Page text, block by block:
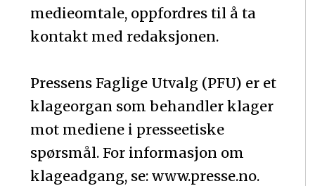
medieomtale, oppfordres til å ta
kontakt med redaksjonen.
Pressens Faglige Utvalg (PFU) er et
klageorgan som behandler klager
mot mediene i presseetiske
spørsmål. For informasjon om
klageadgang, se: www.presse.no.